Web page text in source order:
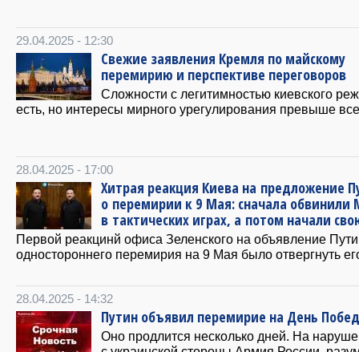
29.04.2025 - 12:30
Свежие заявления Кремля по майскому
перемирию и перспективе переговоров
Сложности с легитимностью киевского
есть, но интересы мирного урегулирования превыше
28.04.2025 - 17:00
Хитрая реакция Киева на предложение
о перемирии к 9 Мая: сначала обвинили
в тактических играх, а потом начали
Первой реакцинй офиса Зеленского на объявление
одностороннего перемирия на 9 Мая было отвергнуть
28.04.2025 - 14:32
Путин объявил перемирие на День
Оно продлится несколько дней. На